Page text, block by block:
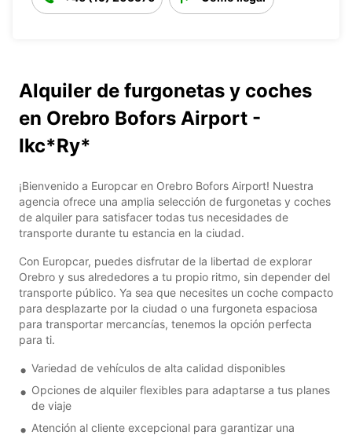
Alquiler de furgonetas y coches
en Orebro Bofors Airport -
Ikc*Ry*
¡Bienvenido a Europcar en Orebro Bofors Airport! Nuestra
agencia ofrece una amplia selección de furgonetas y coches
de alquiler para satisfacer todas tus necesidades de
transporte durante tu estancia en la ciudad.
Con Europcar, puedes disfrutar de la libertad de explorar
Orebro y sus alrededores a tu propio ritmo, sin depender del
transporte público. Ya sea que necesites un coche compacto
para desplazarte por la ciudad o una furgoneta espaciosa
para transportar mercancías, tenemos la opción perfecta
para ti.
Variedad de vehículos de alta calidad disponibles
Opciones de alquiler flexibles para adaptarse a tus planes
de viaje
Atención al cliente excepcional para garantizar una